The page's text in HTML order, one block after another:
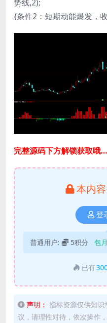
势线,2);
{条件2：短期动能爆发，
完整源码下方解锁获取哦
本内
登
普通用户: 5积分 包
已有
声明： 指标资源仅供知
议，请理性对待，依次操作